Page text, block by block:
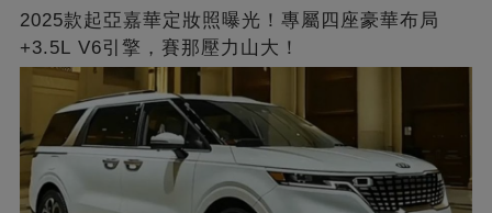
2025款起亞嘉華定妝照曝光！專屬四座豪華布局
+3.5L V6引擎，賽那壓力山大！